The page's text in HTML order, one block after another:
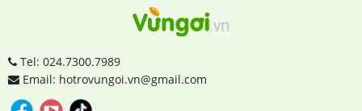
Tel: 024.7300.7989
Email: hotrovungoi.vn@gmail.com